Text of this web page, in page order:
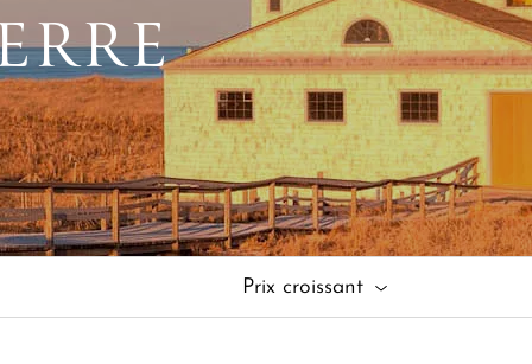
Prix croissant